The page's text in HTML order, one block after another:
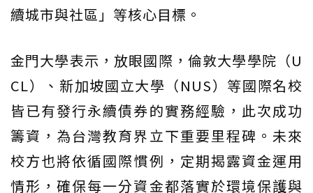
續城市與社區」等核心目標。
金門大學表示，放眼國際，倫敦大學學院（U
CL）、新加坡國立大學（NUS）等國際名校
皆已有發行永續債券的實務經驗，此次成功
籌資，為台灣教育界立下重要里程碑。未來
校方也將依循國際慣例，定期揭露資金運用
情形，確保每一分資金都落實於環境保護與